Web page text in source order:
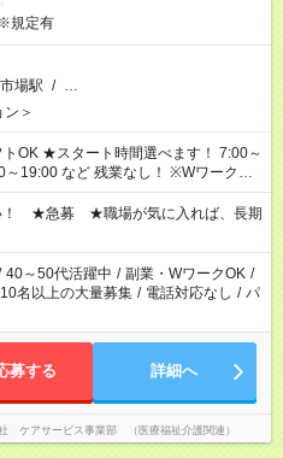
規定有
場駅 / …
＞
！ 7:00～
など 残業なし！ ※Wワークの
週40時間超の就業はご案内できませ
間以上勤務は社会保険への加入対象
（日雇い派遣の原則禁止）により、
案内が難しい場合があります
！ ★急募 ★職場が気に入れば、長期
40～50代活躍中 / 副業・WワークOK /
10名以上の大量募集 / 電話対応なし / パ
募する 詳細へ
ケアサービス事業部 （医療福祉介護関連）